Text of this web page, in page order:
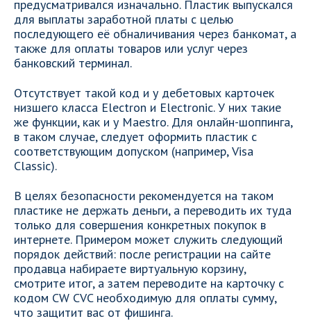
предусматривался изначально. Пластик выпускался
для выплаты заработной платы с целью
последующего её обналичивания через банкомат, а
также для оплаты товаров или услуг через
банковский терминал.
Отсутствует такой код и у дебетовых карточек
низшего класса Electron и Electronic. У них такие
же функции, как и у Maestro. Для онлайн-шоппинга,
в таком случае, следует оформить пластик с
соответствующим допуском (например, Visa
Classic).
В целях безопасности рекомендуется на таком
пластике не держать деньги, а переводить их туда
только для совершения конкретных покупок в
интернете. Примером может служить следующий
порядок действий: после регистрации на сайте
продавца набираете виртуальную корзину,
смотрите итог, а затем переводите на карточку с
кодом CW CVC необходимую для оплаты сумму,
что защитит вас от фишинга.